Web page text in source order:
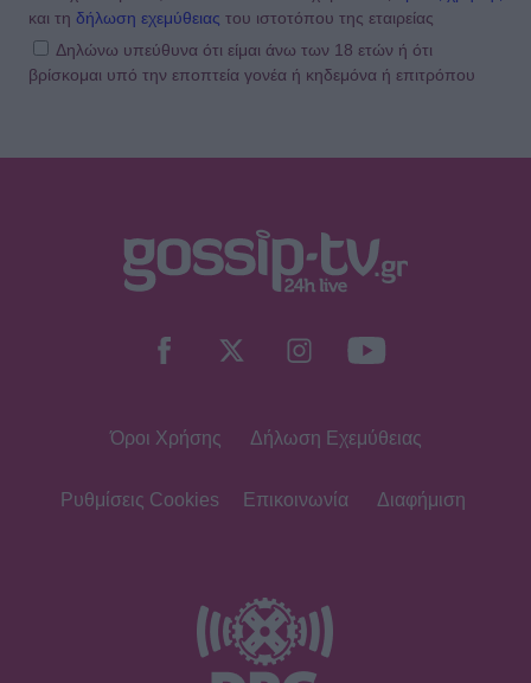
και τη δήλωση εχεμύθειας του ιστοτόπου της εταιρείας
Δηλώνω υπεύθυνα ότι είμαι άνω των 18 ετών ή ότι
βρίσκομαι υπό την εποπτεία γονέα ή κηδεμόνα ή επιτρόπου
Όροι Χρήσης Δήλωση Εχεμύθειας
Ρυθμίσεις Cookies Επικοινωνία Διαφήμιση